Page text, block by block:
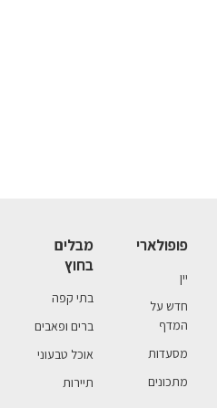
פופולארי
יין
חדש על
המדף
מסעדות
מתכונים
מבלים
בחוץ
בתי קפה
ברים ופאבים
אוכל טבעוני
תיירות